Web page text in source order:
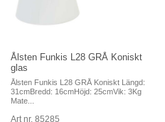
Ålsten Funkis L28 GRÅ Koniskt
glas
Ålsten Funkis L28 GRÅ Koniskt Längd:
31cmBredd: 16cmHöjd: 25cmVik: 3Kg
Mate...
Art nr. 85285